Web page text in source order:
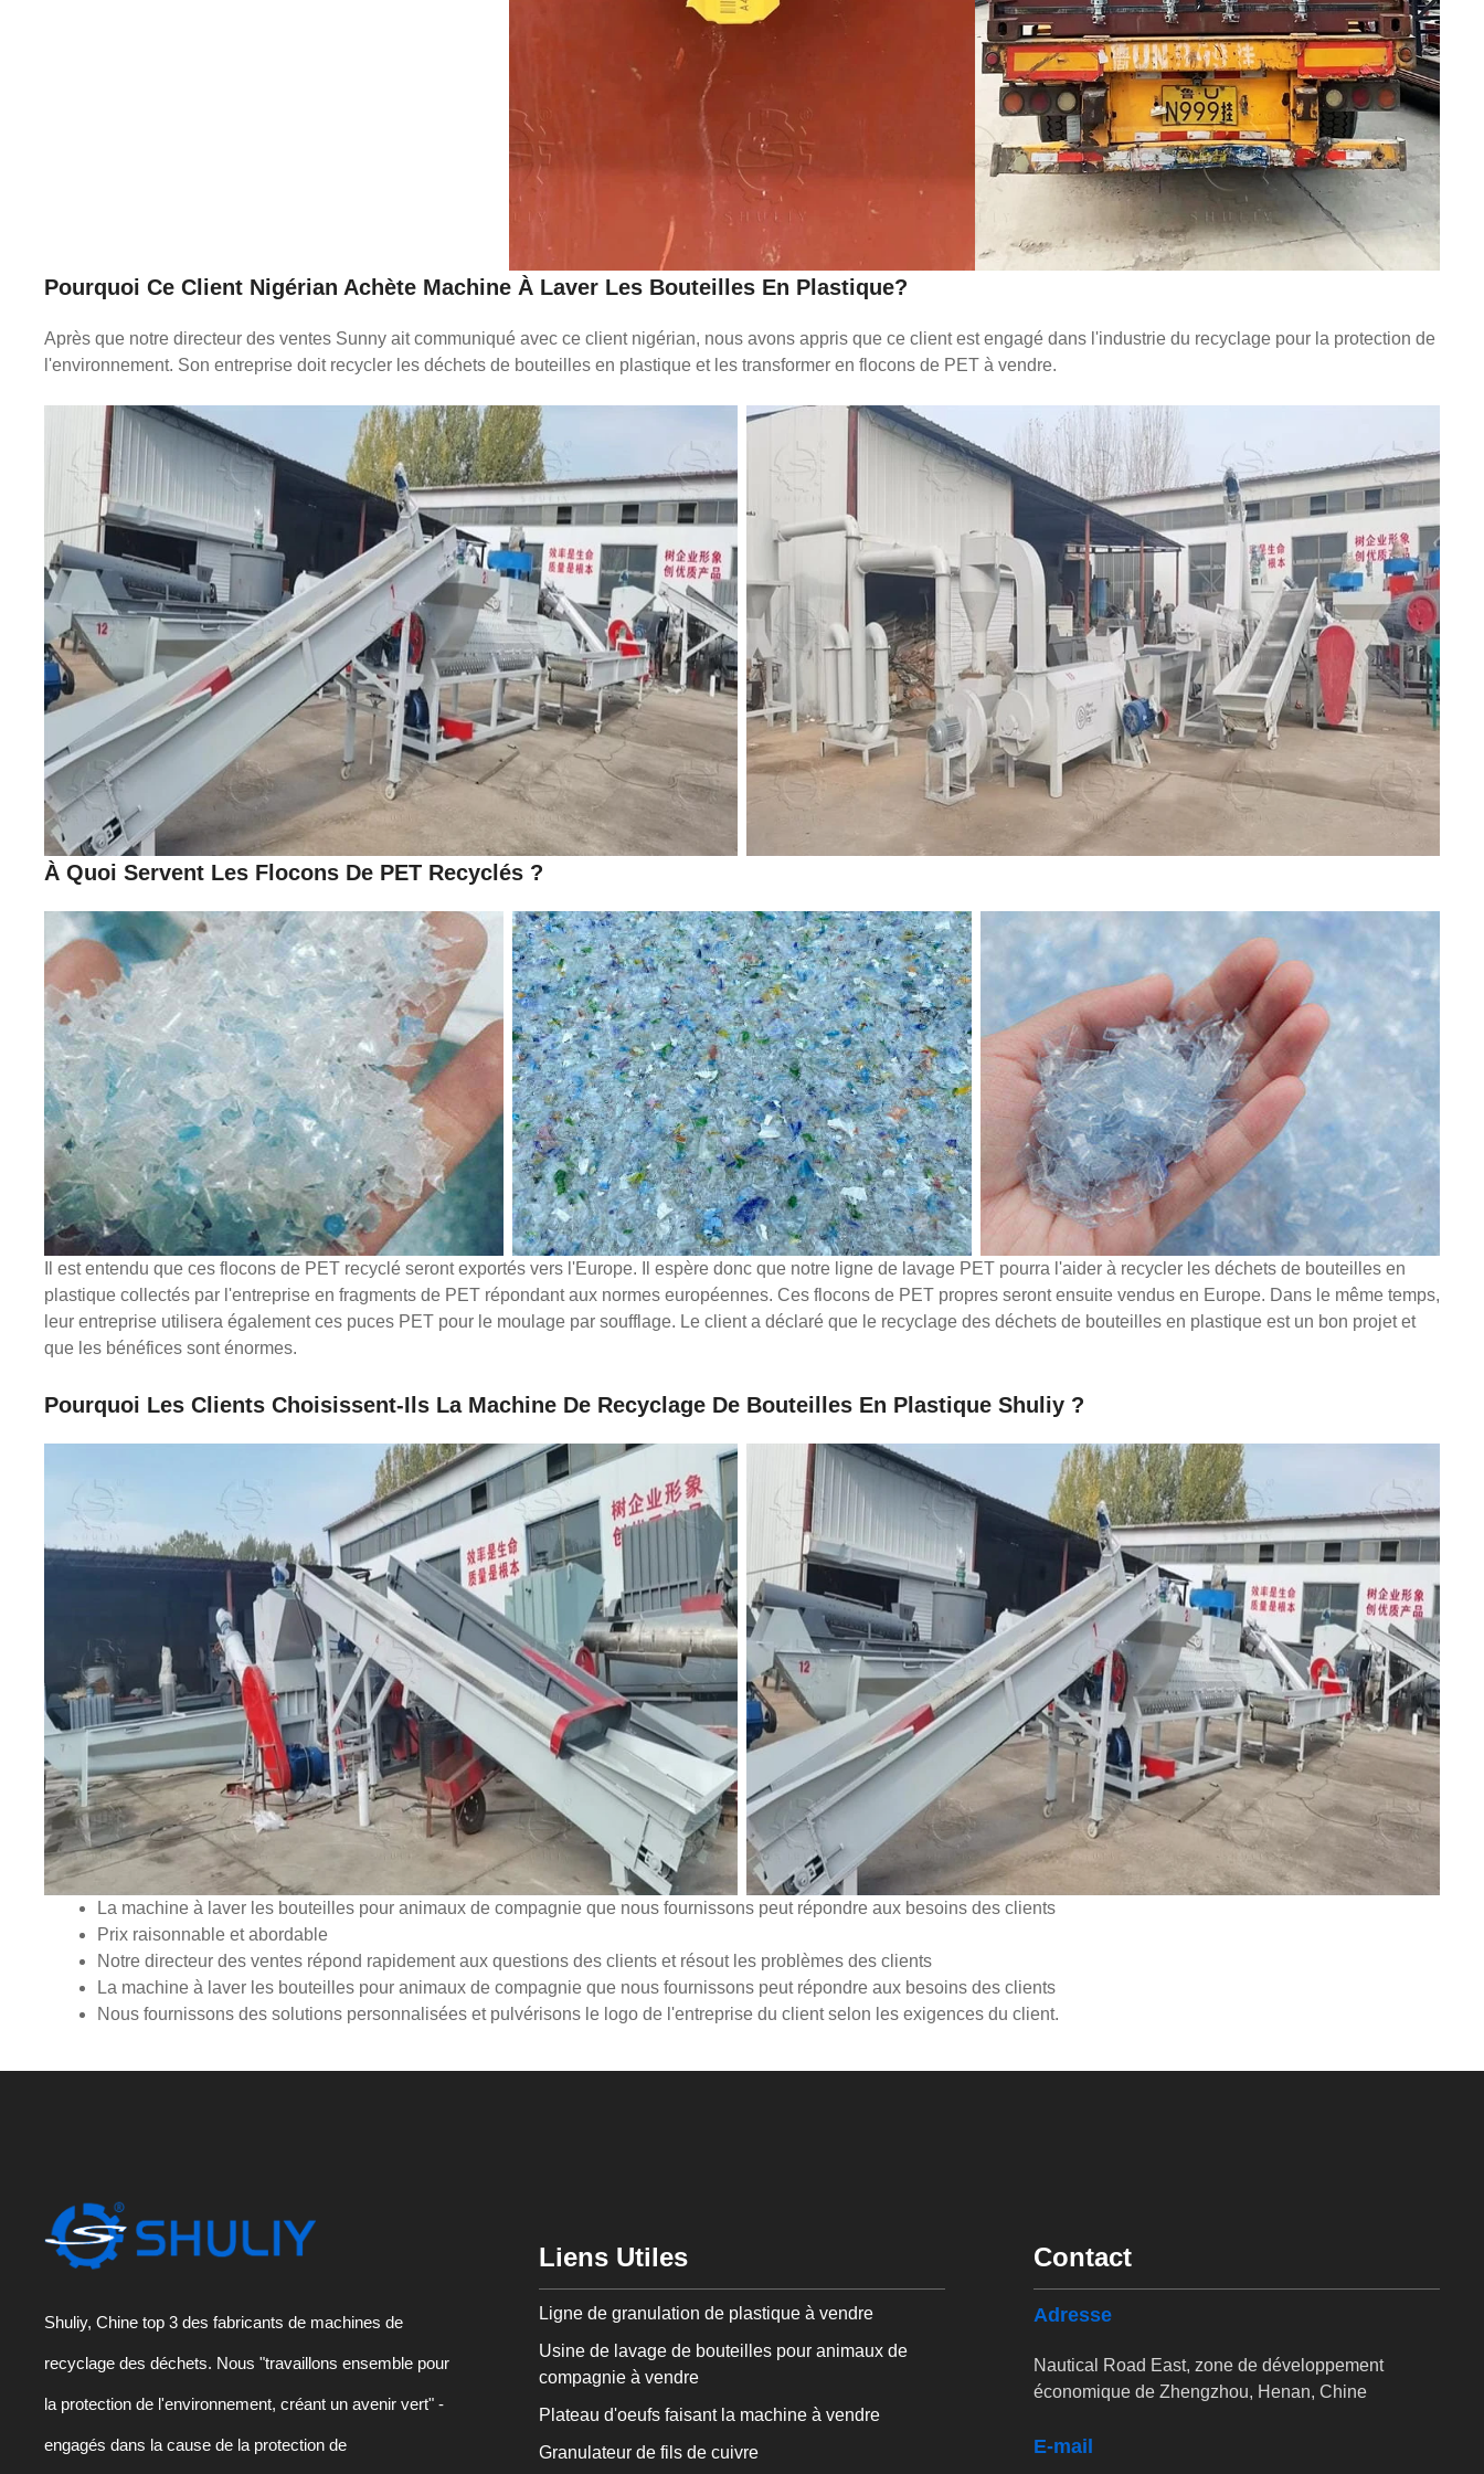
Pourquoi Ce Client Nigérian Achète Machine À Laver Les Bouteilles En Plastique?
Après que notre directeur des ventes Sunny ait communiqué avec ce client nigérian, nous avons appris que ce client est engagé dans l'industrie du recyclage pour la protection de
l'environnement. Son entreprise doit recycler les déchets de bouteilles en plastique et les transformer en flocons de PET à vendre.
À Quoi Servent Les Flocons De PET Recyclés ?
Il est entendu que ces flocons de PET recyclé seront exportés vers l'Europe. Il espère donc que notre ligne de lavage PET pourra l'aider à recycler les déchets de bouteilles en
plastique collectés par l'entreprise en fragments de PET répondant aux normes européennes. Ces flocons de PET propres seront ensuite vendus en Europe. Dans le même temps,
leur entreprise utilisera également ces puces PET pour le moulage par soufflage. Le client a déclaré que le recyclage des déchets de bouteilles en plastique est un bon projet et
que les bénéfices sont énormes.
Pourquoi Les Clients Choisissent-Ils La Machine De Recyclage De Bouteilles En Plastique Shuliy ?
La machine à laver les bouteilles pour animaux de compagnie que nous fournissons peut répondre aux besoins des clients
Prix raisonnable et abordable
Notre directeur des ventes répond rapidement aux questions des clients et résout les problèmes des clients
La machine à laver les bouteilles pour animaux de compagnie que nous fournissons peut répondre aux besoins des clients
Nous fournissons des solutions personnalisées et pulvérisons le logo de l'entreprise du client selon les exigences du client.
Shuliy, Chine top 3 des fabricants de machines de
recyclage des déchets. Nous "travaillons ensemble pour
la protection de l'environnement, créant un avenir vert" -
engagés dans la cause de la protection de
Liens Utiles
Ligne de granulation de plastique à vendre
Usine de lavage de bouteilles pour animaux de
compagnie à vendre
Plateau d'oeufs faisant la machine à vendre
Granulateur de fils de cuivre
Contact
Adresse
Nautical Road East, zone de développement
économique de Zhengzhou, Henan, Chine
E-mail